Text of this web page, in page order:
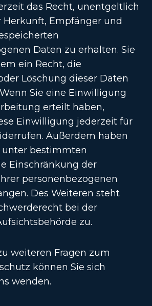
das Recht, unentgeltlich
Empfänger und
Daten zu erhalten. Sie
ein Recht, die
Löschung dieser Daten
Sie eine Einwilligung
erteilt haben,
Einwilligung jederzeit für
Außerdem haben
unter bestimmten
Einschränkung der
personenbezogenen
Des Weiteren steht
bei der
zu.
weiteren Fragen zum
können Sie sich
wenden.